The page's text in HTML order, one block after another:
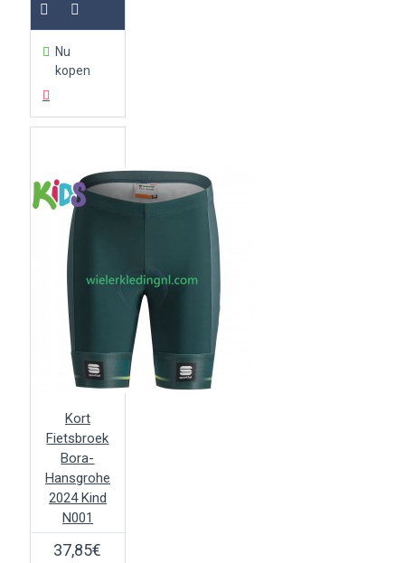
Nu
kopen
Kort
Fietsbroek
Bora-
Hansgrohe
2024 Kind
N001
37,85€